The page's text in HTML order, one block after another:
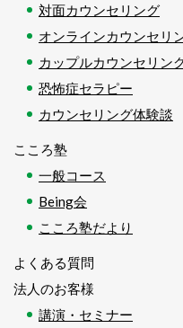
対面カウンセリング
オンラインカウンセリ
カップルカウンセリン
恐怖症セラピー
カウンセリング体験談
こころ塾
一般コース
Being会
こころ塾だより
よくある質問
法人のお客様
講演・セミナー